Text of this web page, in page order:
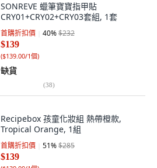
SONREVE 蠟筆寶寶指甲貼
CRY01+CRY02+CRY03套組, 1套
首購折扣價 40%$232
$139
($139.00/1個)
缺貨
(38)
Recipebox 孩童化妝組 熱帶橙款,
Tropical Orange, 1組
首購折扣價 51%$285
$139